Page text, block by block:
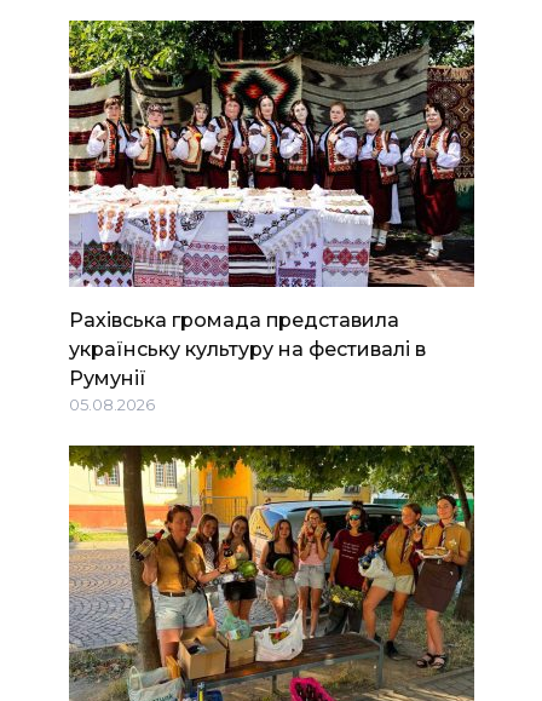
Рахівська громада представила
українську культуру на фестивалі в
Румунії
05.08.2026